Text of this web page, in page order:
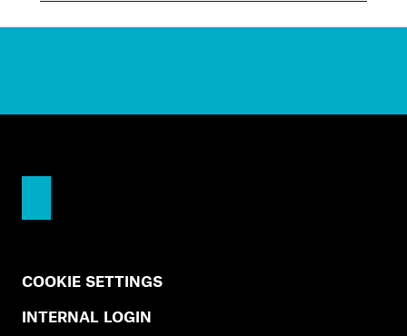
COOKIE SETTINGS
INTERNAL LOGIN